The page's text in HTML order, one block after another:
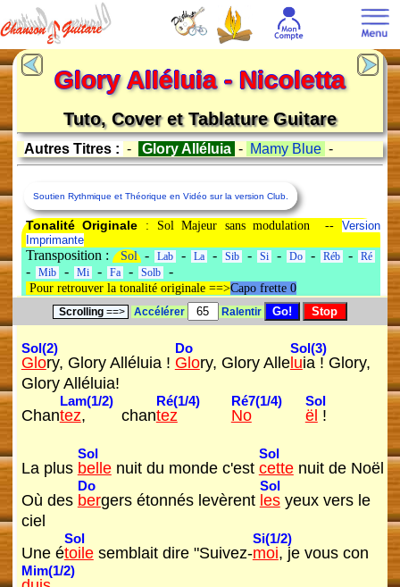
Glory Alléluia - Nicoletta
Tuto, Cover et Tablature Guitare
Autres Titres : - Glory Alléluia - Mamy Blue -
Soutien Rythmique et Théorique en Vidéo sur la version Club.
Tonalité Originale : Sol Majeur sans modulation -- Version
Imprimante
Transposition : Sol- Lab - La - Sib - Si - Do - Réb - Ré
- Mib - Mi - Fa - Solb -
Pour retrouver la tonalité originale ==>Capo frette 0
Scrolling ==> Accélérer Ralentir
Sol(2)
Glory, Glory Alléluia !
Do
Glory, Glory Alle
Sol(3)
luia ! Glory,
Glory Alléluia!
Chan
Lam(1/2)
tez, chan
Ré(1/4)
tez
Ré7(1/4)
No
Sol
ël !
La plus
Sol
bellenuit du monde c'est
Sol
cettenuit de Noël
Où des
Do
bergers étonnés levèrent
Sol
lesyeux vers le
ciel
Une é
Sol
toilesemblait dire "Suivez-
Si(1/2)
moi, je vous con
Mim(1/2)